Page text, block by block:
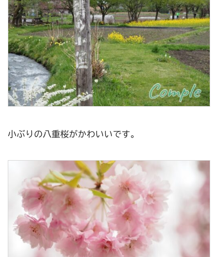
小ぶりの八重桜がかわいいです。